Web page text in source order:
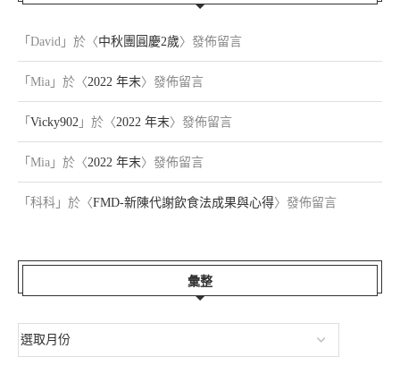
「 David 」於〈中秋團圓慶2歲〉發佈留言
「 Mia 」於〈2022 年末〉發佈留言
「 Vicky902 」於〈2022 年末〉發佈留言
「 Mia 」於〈2022 年末〉發佈留言
「 科科 」於〈FMD-新陳代謝飲食法成果與心得〉發佈留言
彙整